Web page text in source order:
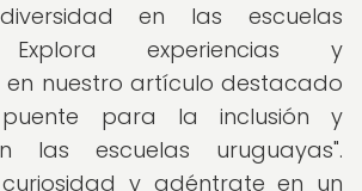
en las escuelas
Explora experiencias y
nuestro artículo destacado
para la inclusión y
las escuelas uruguayas".
curiosidad y adéntrate en un